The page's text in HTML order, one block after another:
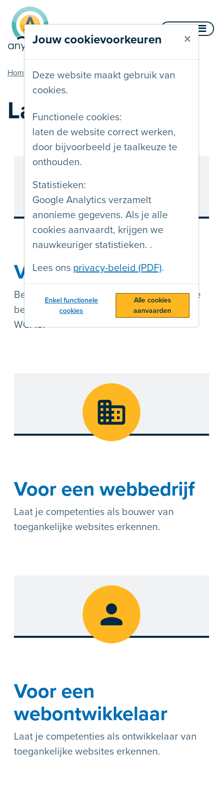
Jouw cookievoorkeuren ×
Deze website maakt gebruik van
cookies.
Functionele cookies:
laten de website correct werken,
door bijvoorbeeld je taalkeuze te
onthouden.
Statistieken:
Google Analytics verzamelt
anonieme gegevens. Als je alle
cookies aanvaardt, krijgen we
nauwkeuriger statistieken. .
Lees ons privacy-beleid (PDF).
Enkel functionele
cookies
Alle cookies
aanvaarden
Naar inhoud
Home Diensten Labeling
Labeling
Voor een website
Behaal het label voor je website en toon je
bezoekers dat je website voldoet aan
WCAG.
Voor een webbedrijf
Laat je competenties als bouwer van
toegankelijke websites erkennen.
Voor een
webontwikkelaar
Laat je competenties als ontwikkelaar van
toegankelijke websites erkennen.